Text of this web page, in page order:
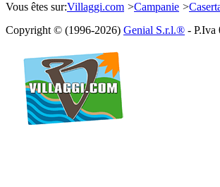
Vous êtes sur:Villaggi.com >Campanie >
Copyright © (1996-2026) Genial S.r.l.® - P.Iva